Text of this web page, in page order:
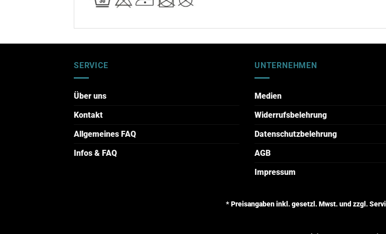
SERVICE
Über uns
Kontakt
Allgemeines FAQ
Infos & FAQ
UNTERNEHMEN
Medien
Widerrufsbelehrung
Datenschutzbelehrung
AGB
Impressum
* Preisangaben inkl. gesetzl. Mwst. und zzgl.